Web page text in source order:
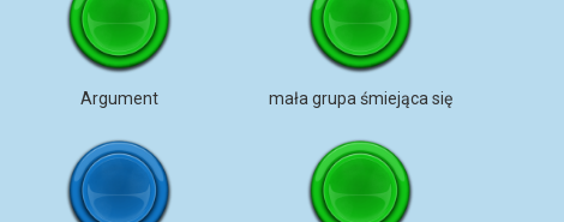
Argument mała grupa śmiejąca się